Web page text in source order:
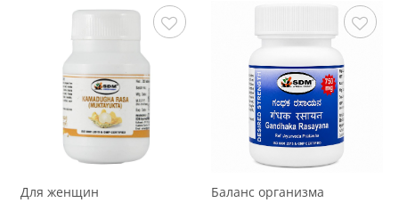
Сохранить
Для женщин Баланс организма